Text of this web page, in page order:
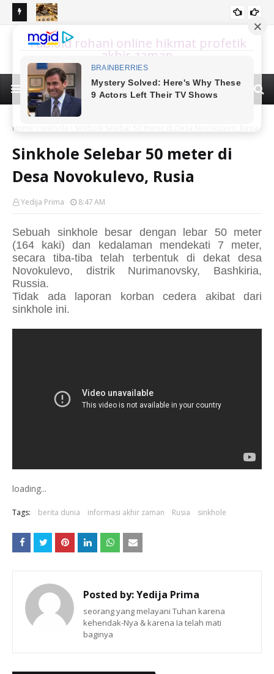
UANG EMAS DAN UANG PERAK PADA ZAMAN YESUS DI MASA
PERJANJIAN BARU
HIKMAT KEUANGAN
Tabloid rohani online hikmat profetik
akhir zaman
Home
Sinkhole Selebar 50 meter di
Desa Novokulevo, Rusia
Yedija Prima 8:47 AM
Sebuah sinkhole besar dengan lebar 50 meter
(164 kaki) dan kedalaman mendekati 7 meter,
secara tiba-tiba telah terbentuk di dekat desa
Novokulevo, distrik Nurimanovsky, Bashkiria,
Russia.
Tidak ada laporan korban cedera akibat dari
sinkhole ini.
loading...
Tags: berita dunia informasi akhir zaman Rusia sinkhole
Posted by:Yedija Prima
seorang yang melayani Tuhan karena
kehendak-Nya & karena Ia telah mati
baginya